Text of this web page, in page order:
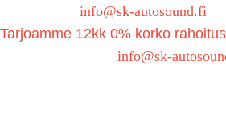
info@sk-autosound.fi
Tarjoamme 12kk 0% korko
info@sk-